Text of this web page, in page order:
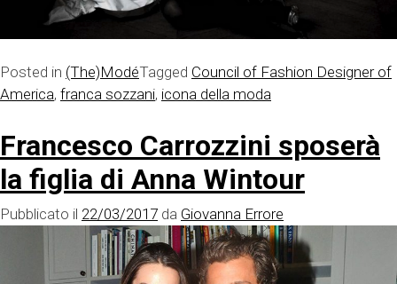
Posted in (The)ModéTagged Council of Fashion Designer of
America, franca sozzani, icona della moda
Francesco Carrozzini sposerà
la figlia di Anna Wintour
Pubblicato il 22/03/2017 da Giovanna Errore